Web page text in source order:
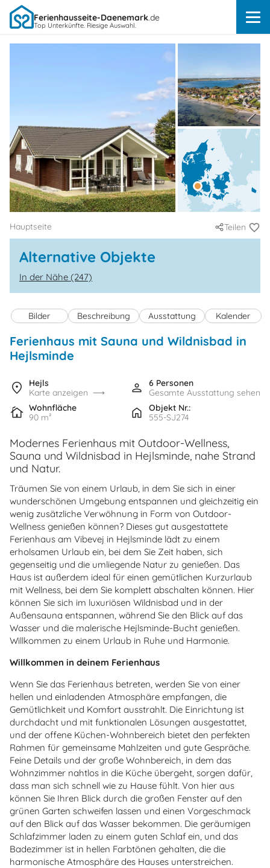
Ferienhausseite-Daenemark.de
Top Unterkünfte. Riesige Auswahl.
Hauptseite Teilen
Alternative Objekte
In der Nähe (247)
Bilder Beschreibung Ausstattung Kalender
Ferienhaus mit Sauna und Wildnisbad in
Hejlsminde
Hejls
Karte anzeigen
6 Personen
Gesamte Ausstattung sehen
Wohnfläche
90 m²
Objekt Nr.:
555-SJ274
Modernes Ferienhaus mit Outdoor-Wellness,
Sauna und Wildnisbad in Hejlsminde, nahe Strand
und Natur.
Träumen Sie von einem Urlaub, in dem Sie sich in einer
wunderschönen Umgebung entspannen und gleichzeitig ein
wenig zusätzliche Verwöhnung in Form von Outdoor-
Wellness genießen können? Dieses gut ausgestattete
Ferienhaus am Vibevej in Hejlsminde lädt zu einem
erholsamen Urlaub ein, bei dem Sie Zeit haben, sich
gegenseitig und die umliegende Natur zu genießen. Das
Haus ist außerdem ideal für einen gemütlichen Kurzurlaub
mit Wellness, bei dem Sie komplett abschalten können. Hier
können Sie sich im luxuriösen Wildnisbad und in der
Außensauna entspannen, während Sie den Blick auf das
Wasser und die malerische Hejlsminde-Bucht genießen.
Willkommen zu einem Urlaub in Ruhe und Harmonie.
Willkommen in deinem Ferienhaus
Wenn Sie das Ferienhaus betreten, werden Sie von einer
hellen und einladenden Atmosphäre empfangen, die
Gemütlichkeit und Komfort ausstrahlt. Die Einrichtung ist
durchdacht und mit funktionalen Lösungen ausgestattet,
und der offene Küchen-Wohnbereich bietet den perfekten
Rahmen für gemeinsame Mahlzeiten und gute Gespräche.
Feine Details und der große Wohnbereich, in dem das
Wohnzimmer nahtlos in die Küche übergeht, sorgen dafür,
dass man sich schnell wie zu Hause fühlt. Von hier aus
können Sie Ihren Blick durch die großen Fenster auf den
grünen Garten schweifen lassen und einen Vorgeschmack
auf den Blick auf das Wasser bekommen. Die geräumigen
Schlafzimmer laden zu einem guten Schlaf ein, und das
Badezimmer ist in hellen Farbtönen gehalten, die die
harmonische Atmosphäre des Hauses unterstreichen.